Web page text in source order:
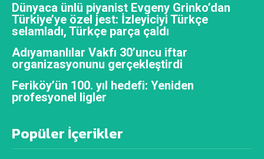
Dünyaca ünlü piyanist Evgeny Grinko’dan
Türkiye’ye özel jest: İzleyiciyi Türkçe
selamladı, Türkçe parça çaldı
Adıyamanlılar Vakfı 30’uncu iftar
organizasyonunu gerçekleştirdi
Feriköy’ün 100. yıl hedefi: Yeniden
profesyonel ligler
Popüler İçerikler